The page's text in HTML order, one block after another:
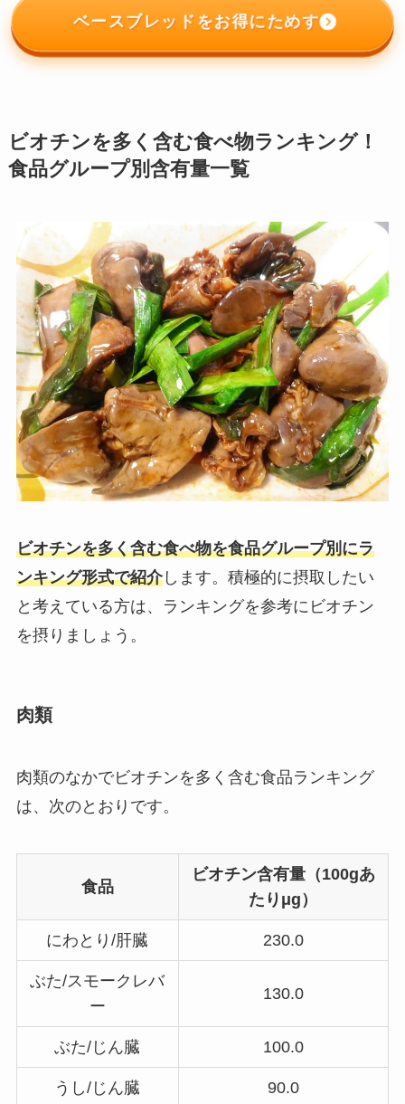
ベースブレッドをお得にためす
ビオチンを多く含む食べ物ランキング！
食品グループ別含有量一覧
ビオチンを多く含む食べ物を食品グループ別にラ
ンキング形式で紹介します。積極的に摂取したい
と考えている方は、ランキングを参考にビオチン
を摂りましょう。
肉類
肉類のなかでビオチンを多く含む食品ランキング
は、次のとおりです。
食品
ビオチン含有量（100gあ
たりμg）
にわとり/肝臓 230.0
ぶた/スモークレバ
ー
130.0
ぶた/じん臓 100.0
うし/じん臓 90.0